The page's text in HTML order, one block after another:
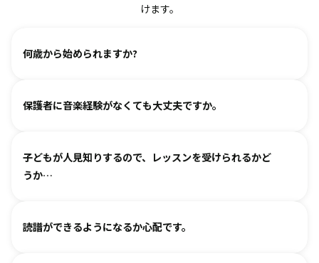
けます。
何歳から始められますか?
ヴァイオリン、ピアノ、フルート、チェロは2、3歳から始め
（楽器のレッスンを始める前の0〜3歳児コースは全国に約15
箇所ございます。）
保護者に音楽経験がなくても大丈夫ですか。
基本は個人レッスンで、一人一人に合わせて指導しておりま
す。楽器に触れるのが初めてのお子様・ご家庭でも基礎から
グループレッスンやイベントなど、楽しくご参加いただける
子どもが人見知りするので、レッスンを受けられるかど
うか…
各指導者がお子様の個性に合わせて、安心して音楽を楽しん
読譜ができるようになるか心配です。